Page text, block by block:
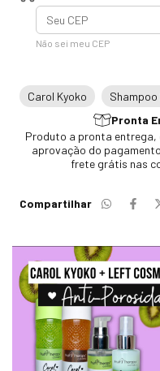
Não sei meu CEP
Carol Kyoko
Pronta
Produto a pronta entrega,
aprovação do
frete grátis nas
Compartilhar